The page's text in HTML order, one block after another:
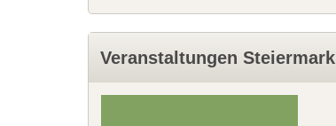
Veranstaltungen Steiermark